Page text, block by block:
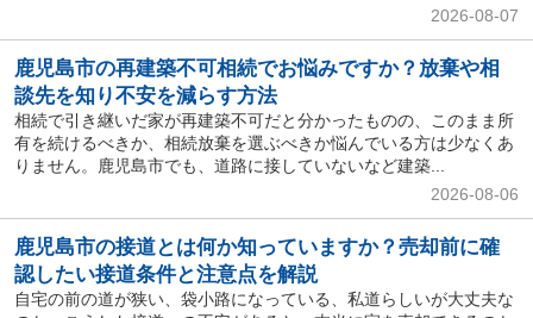
2026-08-07
鹿児島市の再建築不可相続でお悩みですか？放棄や相
談先を知り不安を減らす方法
相続で引き継いだ家が再建築不可だと分かったものの、このまま所
有を続けるべきか、相続放棄を選ぶべきか悩んでいる方は少なくあ
りません。鹿児島市でも、道路に接していないなど建築...
2026-08-06
鹿児島市の接道とは何か知っていますか？売却前に確
認したい接道条件と注意点を解説
自宅の前の道が狭い、袋小路になっている、私道らしいが大丈夫な